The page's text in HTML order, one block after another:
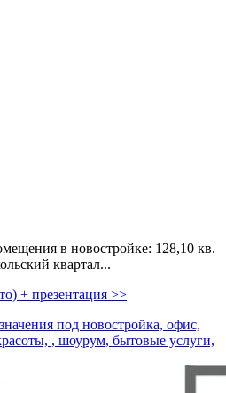
в новостройке: 128,­10 кв.
квартал...
+ презентация >>
под новостройка, офис,
, шоурум, бытовые услуги,